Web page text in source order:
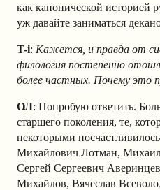
как канонической историей
уж давайте заниматься
T-i: Кажется, и правда от
филология постепенно
более частных. Почему это
ОЛ: Попробую ответить.
старшего поколения, те,
некоторыми
Михайлович Лотман,
Сергей Сергеевич
Михайлов, Вячеслав